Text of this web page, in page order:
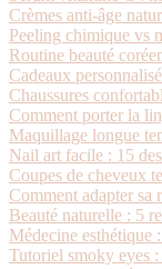
Crèmes anti-âge
Peeling chimique vs
Routine beauté
Cadeaux
Chaussures
Comment porter la
Maquillage longue
Nail art facile : 15
Coupes de cheveux
Comment adapter sa
Beauté naturelle : 5
Médecine esthétique
Tutoriel smoky eyes